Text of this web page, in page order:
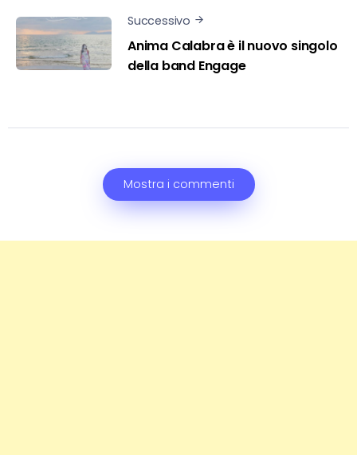
Successivo
Anima Calabra è il nuovo singolo
della band Engage
Mostra i commenti